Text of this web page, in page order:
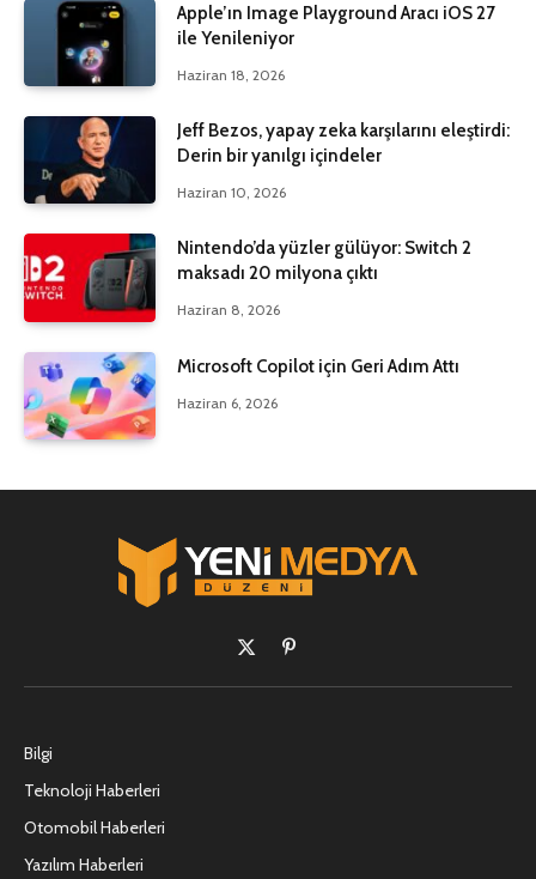
Apple’ın Image Playground Aracı iOS 27
ile Yenileniyor
Haziran 18, 2026
Jeff Bezos, yapay zeka karşılarını eleştirdi:
Derin bir yanılgı içindeler
Haziran 10, 2026
Nintendo’da yüzler gülüyor: Switch 2
maksadı 20 milyona çıktı
Haziran 8, 2026
Microsoft Copilot için Geri Adım Attı
Haziran 6, 2026
X
(Twitter)
Pinterest'in
Bilgi
Teknoloji Haberleri
Otomobil Haberleri
Yazılım Haberleri